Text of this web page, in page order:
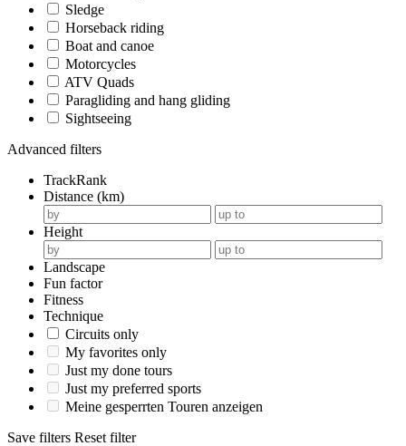
Sledge
Horseback riding
Boat and canoe
Motorcycles
ATV Quads
Paragliding and hang gliding
Sightseeing
Advanced filters
TrackRank
Distance (km)
Height
Landscape
Fun factor
Fitness
Technique
Circuits only
My favorites only
Just my done tours
Just my preferred sports
Meine gesperrten Touren anzeigen
Save filters Reset filter